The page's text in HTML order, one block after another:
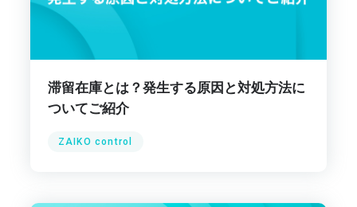
滞留在庫とは？発生する原因と対処方法に
ついてご紹介
ZAIKO control